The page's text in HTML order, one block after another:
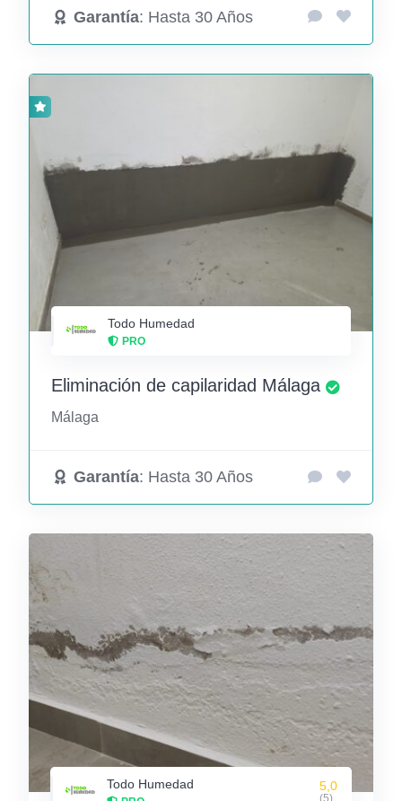
Garantía: Hasta 30 Años
Todo Humedad
PRO
Eliminación de capilaridad Málaga
Málaga
Garantía: Hasta 30 Años
Todo Humedad 5,0